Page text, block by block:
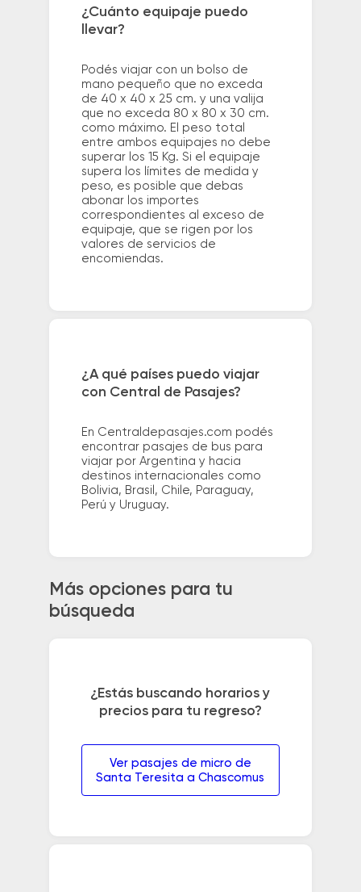
¿Cuánto equipaje puedo
llevar?
Podés viajar con un bolso de
mano pequeño que no exceda
de 40 x 40 x 25 cm. y una valija
que no exceda 80 x 80 x 30 cm.
como máximo. El peso total
entre ambos equipajes no debe
superar los 15 Kg. Si el equipaje
supera los límites de medida y
peso, es posible que debas
abonar los importes
correspondientes al exceso de
equipaje, que se rigen por los
valores de servicios de
encomiendas.
¿A qué países puedo viajar
con Central de Pasajes?
En Centraldepasajes.com podés
encontrar pasajes de bus para
viajar por Argentina y hacia
destinos internacionales como
Bolivia, Brasil, Chile, Paraguay,
Perú y Uruguay.
Más opciones para tu
búsqueda
¿Estás buscando horarios y
precios para tu regreso?
Ver pasajes de micro de
Santa Teresita a Chascomus